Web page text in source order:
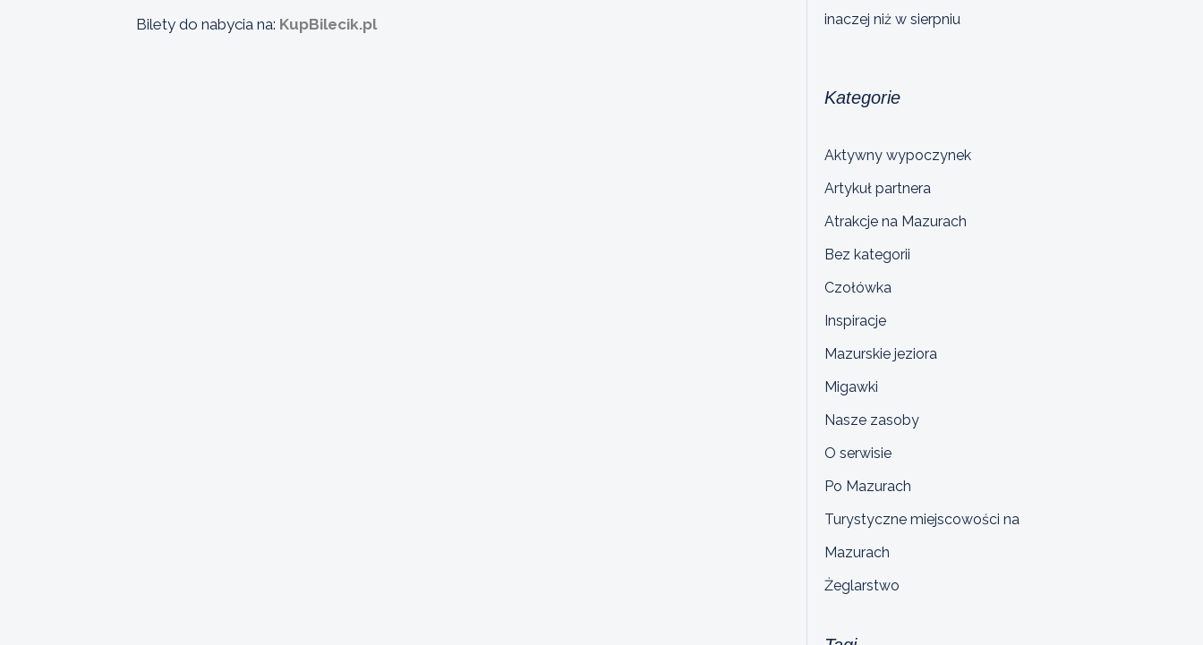
Bilety do nabycia na: KupBilecik.pl
inaczej niż w sierpniu
Kategorie
Aktywny wypoczynek
Artykuł partnera
Atrakcje na Mazurach
Bez kategorii
Czołówka
Inspiracje
Mazurskie jeziora
Migawki
Nasze zasoby
O serwisie
Po Mazurach
Turystyczne miejscowości na
Mazurach
Żeglarstwo